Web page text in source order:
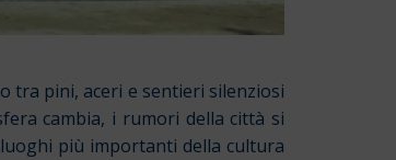
tra pini, aceri e sentieri silenziosi
cambia, i rumori della città si
più importanti della cultura